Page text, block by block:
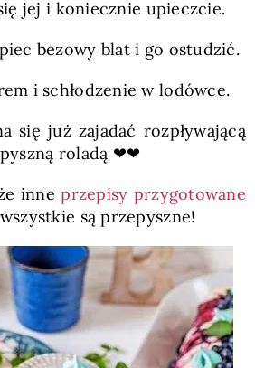
jej i koniecznie upieczcie.
bezowy blat i go ostudzić.
i schłodzenie w lodówce.
się już zajadać rozpływającą
roladą ❤❤
inneprzepisy przygotowane
są przepyszne!